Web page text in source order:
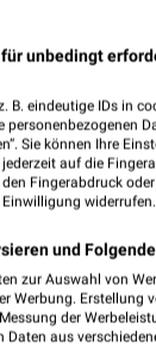
NAVIGATION MIT
unbedingt
B. eindeutige IDs in
personenbezogenen
Sie können Ihre
auf die
Fingerabdruck
und
zur Auswahl von
Werbung. Erstellung
der
aus